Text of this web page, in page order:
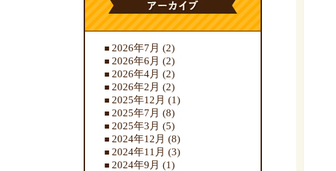
2026年7月 (2)
2026年6月 (2)
2026年4月 (2)
2026年2月 (2)
2025年12月 (1)
2025年7月 (8)
2025年3月 (5)
2024年12月 (8)
2024年11月 (3)
2024年9月 (1)